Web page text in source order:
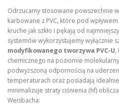
Odrzucamy stosowane powszechnie
karbowane z PVC, które pod
kruche jak szkło i pękają od
systemów wykorzystujemy wyłącznie
modyfikowanego tworzywa PVC-U,
chemicznego na poziomie
podwyższoną odpornością na
temperaturach oraz posiadają
minimalizuje straty ciśnienia (hf​)
Weisbacha: